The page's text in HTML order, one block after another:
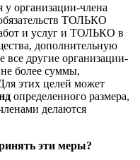
организации-члена
ТОЛЬКО
и услуг и ТОЛЬКО в
дополнительную
все другие организации-
более суммы,
этих целей может
определенного размера,
делаются
эти меры?